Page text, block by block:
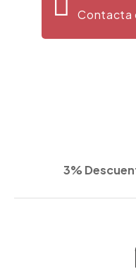
Contacta
3%